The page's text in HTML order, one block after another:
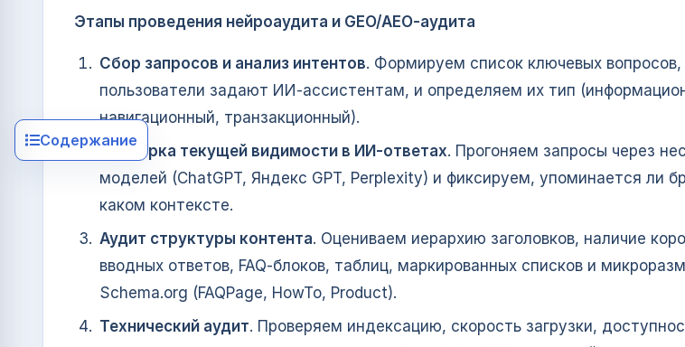
Содержание
Этапы проведения нейроаудита и GEO/AEO‑аудита
Сбор запросов и анализ интентов. Формируем список ключевых вопросов,
пользователи задают ИИ‑ассистентам, и определяем их тип
навигационный, транзакционный).
Проверка текущей видимости в ИИ‑ответах. Прогоняем запросы через
моделей (ChatGPT, Яндекс GPT, Perplexity) и фиксируем, упоминается ли
каком контексте.
Аудит структуры контента. Оцениваем иерархию заголовков, наличие
вводных ответов, FAQ‑блоков, таблиц, маркированных списков и
Schema.org (FAQPage, HowTo, Product).
Технический аудит. Проверяем индексацию, скорость загрузки,